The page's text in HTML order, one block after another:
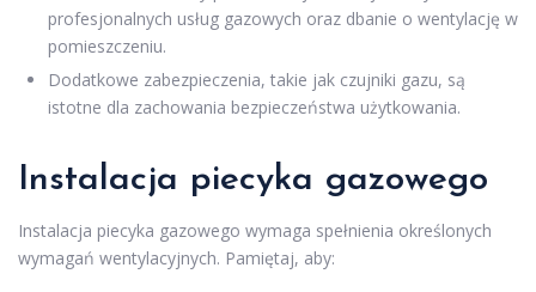
profesjonalnych usług gazowych oraz dbanie o wentylację w
pomieszczeniu.
Dodatkowe zabezpieczenia, takie jak czujniki gazu, są
istotne dla zachowania bezpieczeństwa użytkowania.
Instalacja piecyka gazowego
Instalacja piecyka gazowego wymaga spełnienia określonych
wymagań wentylacyjnych. Pamiętaj, aby: